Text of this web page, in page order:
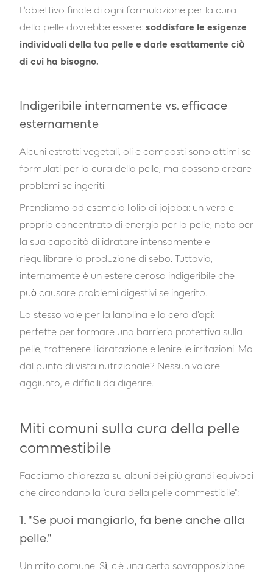
L'obiettivo finale di ogni formulazione per la cura
della pelle dovrebbe essere:soddisfare le esigenze
individuali della tua pelle e darle esattamente ciò
di cui ha bisogno.
Indigeribile internamente vs. efficace
esternamente
Alcuni estratti vegetali, oli e composti sono ottimi se
formulati per la cura della pelle, ma possono creare
problemi se ingeriti.
Prendiamo ad esempio l'olio di jojoba: un vero e
proprio concentrato di energia per la pelle, noto per
la sua capacità di idratare intensamente e
riequilibrare la produzione di sebo. Tuttavia,
internamente è un estere ceroso indigeribile che
può causare problemi digestivi se ingerito.
Lo stesso vale per la lanolina e la cera d'api:
perfette per formare una barriera protettiva sulla
pelle, trattenere l'idratazione e lenire le irritazioni. Ma
dal punto di vista nutrizionale? Nessun valore
aggiunto, e difficili da digerire.
Miti comuni sulla cura della pelle
commestibile
Facciamo chiarezza su alcuni dei più grandi equivoci
che circondano la "cura della pelle commestibile":
1. "Se puoi mangiarlo, fa bene anche alla
pelle."
Un mito comune. Sì, c'è una certa sovrapposizione